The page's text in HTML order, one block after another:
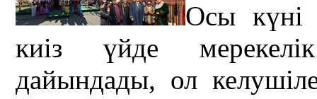
Осы күні
киіз үйде
дайындады, ол